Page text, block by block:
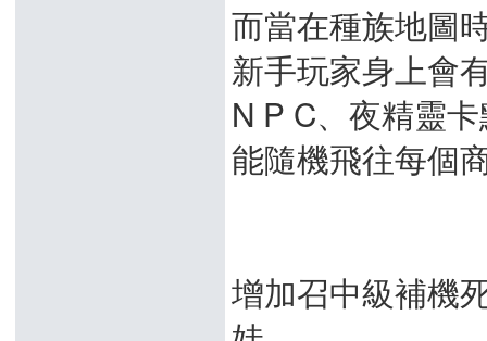
而當在種族地圖
新手玩家身上會
N P C、夜精靈
能隨機飛往每個
增加召中級補機